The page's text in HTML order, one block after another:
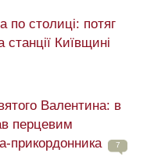
по столиці: потяг
Київщині
Валентина: в
перцевим
прикордонника
7